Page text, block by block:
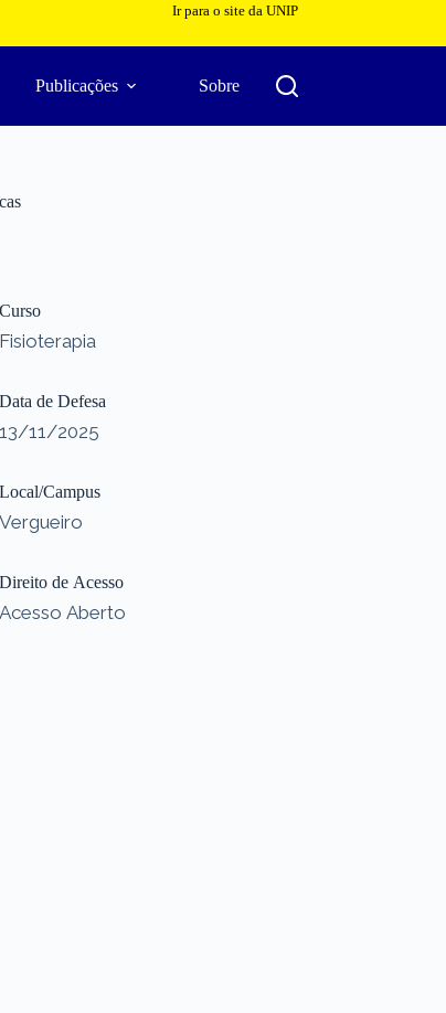
Ir para o site da UNIP
Publicações Sobre
Curso
Fisioterapia
Data de Defesa
13/11/2025
Local/Campus
Vergueiro
Direito de Acesso
Acesso Aberto